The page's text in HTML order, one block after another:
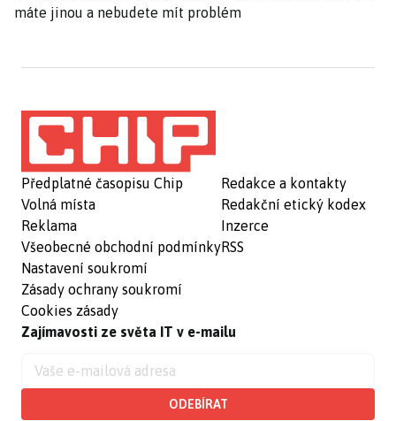
máte jinou a nebudete mít problém
Předplatné časopisu Chip
Volná místa
Reklama
Všeobecné obchodní podmínky
Nastavení soukromí
Zásady ochrany soukromí
Cookies zásady
Redakce a kontakty
Redakční etický kodex
Inzerce
RSS
Zajímavosti ze světa IT v e-mailu
ODEBÍRAT